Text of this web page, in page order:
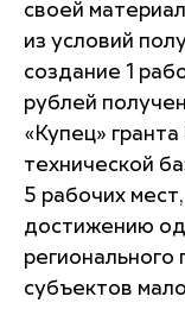
своей
из условий
создание 1
рублей
«Купец»
технической
5 рабочих
достижению
регионального
субъектов